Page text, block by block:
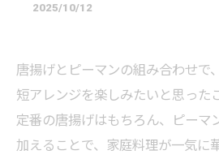
2025/10/12
唐揚げとピーマンの組み合わせで
短アレンジを楽しみたいと思った
定番の唐揚げはもちろん、ピーマ
加えることで、家庭料理が一気に